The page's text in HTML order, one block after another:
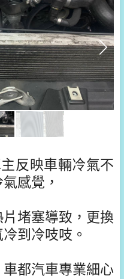
反映車輛冷氣不
感覺，
堵塞導致，更換
到冷吱吱。
都汽車專業細心